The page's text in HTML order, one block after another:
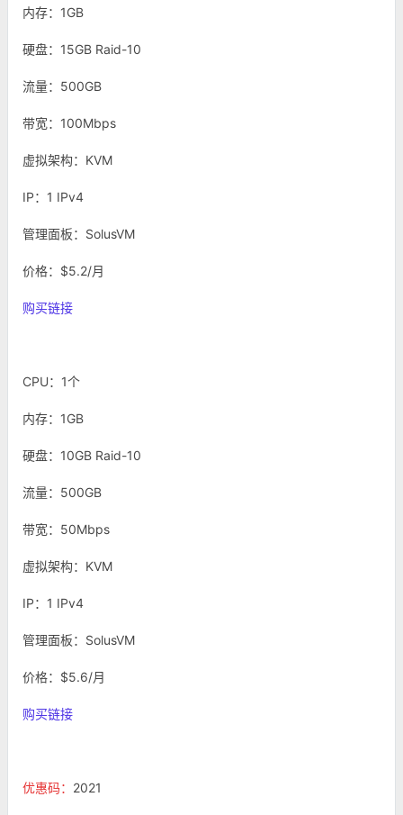
内存：1GB
硬盘：15GB Raid-10
流量：500GB
带宽：100Mbps
虚拟架构：KVM
IP：1 IPv4
管理面板：SolusVM
价格：$5.2/月
购买链接
CPU：1个
内存：1GB
硬盘：10GB Raid-10
流量：500GB
带宽：50Mbps
虚拟架构：KVM
IP：1 IPv4
管理面板：SolusVM
价格：$5.6/月
购买链接
优惠码： 2021